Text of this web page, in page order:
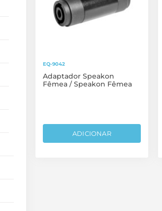
EQ-9042
Adaptador Speakon
Fêmea / Speakon Fêmea
ADICIONAR